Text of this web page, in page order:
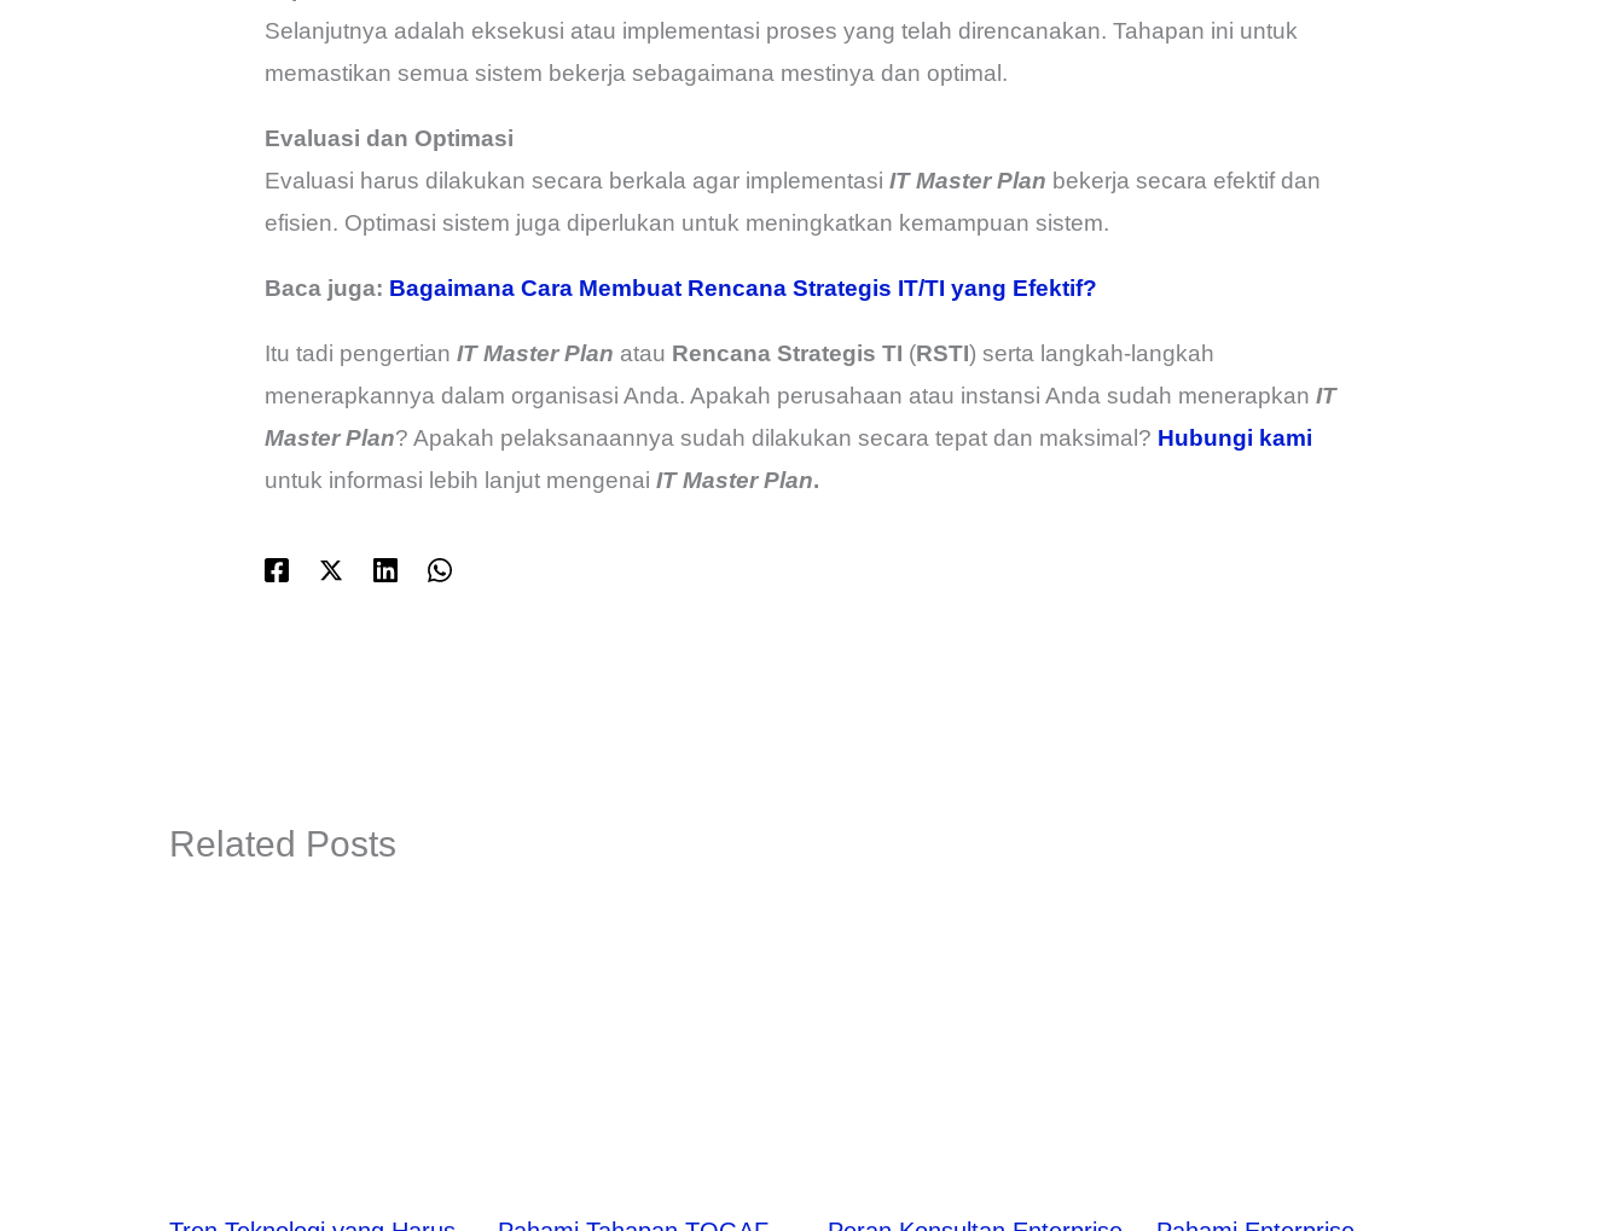
Selanjutnya adalah eksekusi atau implementasi proses yang telah direncanakan. Tahapan ini untuk
memastikan semua sistem bekerja sebagaimana mestinya dan optimal.
Evaluasi dan Optimasi
Evaluasi harus dilakukan secara berkala agar implementasi IT Master Plan bekerja secara efektif dan
efisien. Optimasi sistem juga diperlukan untuk meningkatkan kemampuan sistem.
Baca juga: Bagaimana Cara Membuat Rencana Strategis IT/TI yang Efektif?
Itu tadi pengertian IT Master Plan atau Rencana Strategis TI (RSTI) serta langkah-langkah
menerapkannya dalam organisasi Anda. Apakah perusahaan atau instansi Anda sudah menerapkan IT
Master Plan? Apakah pelaksanaannya sudah dilakukan secara tepat dan maksimal? Hubungi kami
untuk informasi lebih lanjut mengenai IT Master Plan.
Related Posts